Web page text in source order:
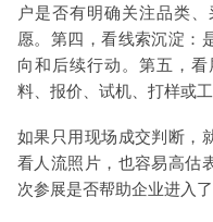
户是否有明确关注品类
愿。第四，看线索沉淀：
向和后续行动。第五，
料、报价、试机、打样或工
如果只用现场成交判断，
看人流照片，也容易高估
次参展是否帮助企业进入